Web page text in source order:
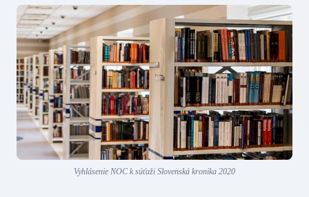
Vyhlásenie NOC k súťaži Slovenská kronika 2020